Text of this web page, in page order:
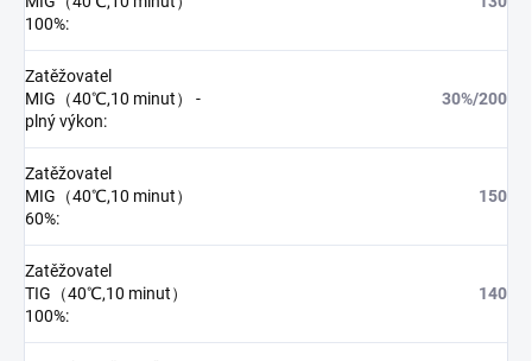
100%:
Zatěžovatel
MIG（40℃,10 minut） -
plný výkon:
30%/200
Zatěžovatel
MIG（40℃,10 minut）
60%:
150
Zatěžovatel
TIG（40℃,10 minut）
100%:
140